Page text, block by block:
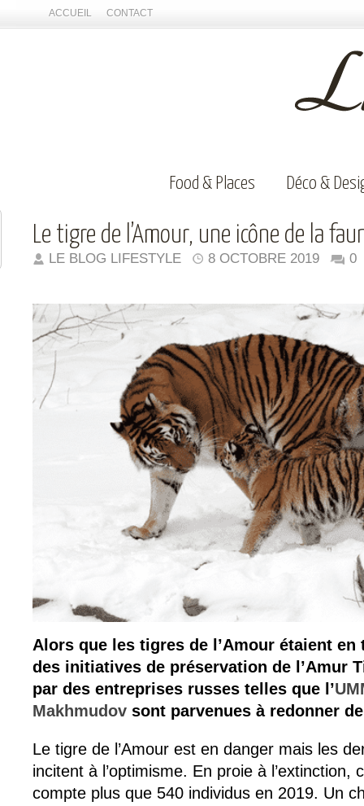
ACCUEIL CONTACT
Food & Places Déco &
Le tigre de l’Amour, une icône de la
LE BLOG LIFESTYLE 8 OCTOBRE 2019 0
Alors que les tigres de l’Amour étaient
des initiatives de préservation de l’Amur
par des entreprises russes telles que l’
Makhmudov sont parvenues à redonner
Le tigre de l’Amour est en danger mais les
incitent à l’optimisme. En proie à l’extinction,
compte plus que 540 individus en 2019. Un